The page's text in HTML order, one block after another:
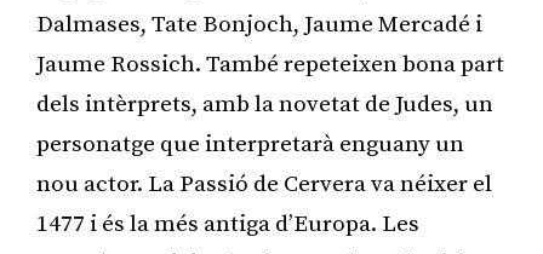
Dalmases, Tate Bonjoch, Jaume Mercadé i
Jaume Rossich. També repeteixen bona part
dels intèrprets, amb la novetat de Judes, un
personatge que interpretarà enguany un
nou actor. La Passió de Cervera va néixer el
1477 i és la més antiga d’Europa. Les